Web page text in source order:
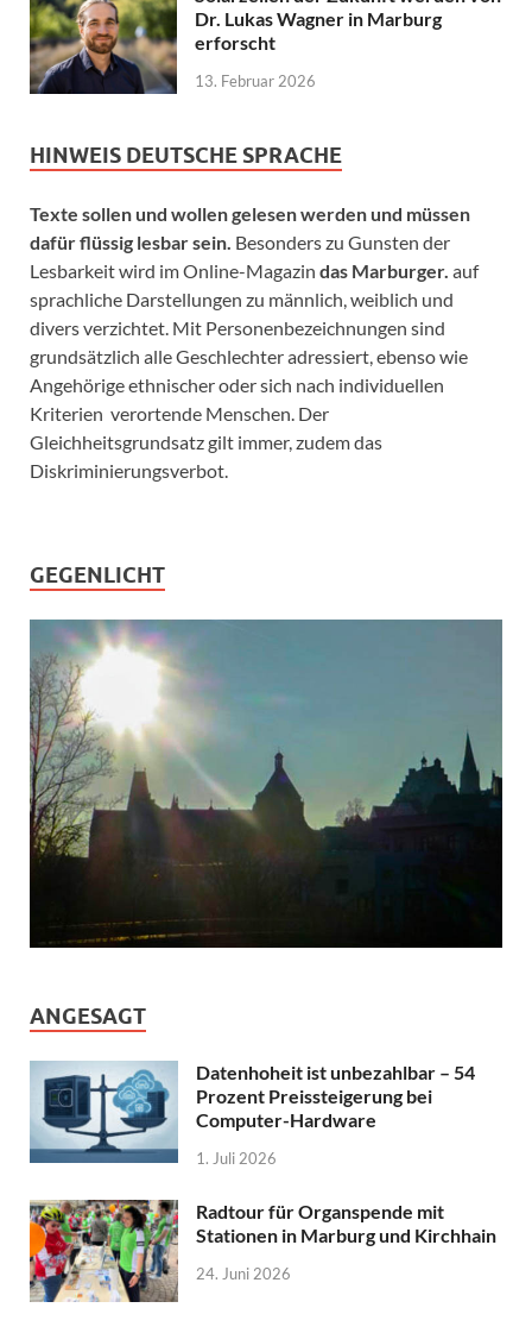
Dr. Lukas Wagner in Marburg
erforscht
13. Februar 2026
HINWEIS DEUTSCHE SPRACHE
Texte sollen und wollen gelesen werden und müssen
dafür flüssig lesbar sein. Besonders zu Gunsten der
Lesbarkeit wird im Online-Magazin das Marburger. auf
sprachliche Darstellungen zu männlich, weiblich und
divers verzichtet. Mit Personenbezeichnungen sind
grundsätzlich alle Geschlechter adressiert, ebenso wie
Angehörige ethnischer oder sich nach individuellen
Kriterien verortende Menschen. Der
Gleichheitsgrundsatz gilt immer, zudem das
Diskriminierungsverbot.
GEGENLICHT
ANGESAGT
Datenhoheit ist unbezahlbar – 54
Prozent Preissteigerung bei
Computer-Hardware
1. Juli 2026
Radtour für Organspende mit
Stationen in Marburg und Kirchhain
24. Juni 2026